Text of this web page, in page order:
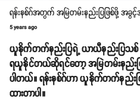
ရန်းနစ်ဂ်အတွက် အမြဲတမ်းနည်းပြဖြစ်ဖို့ အခွင့်
5 years ago
ယူနိုက်တက်နည်းပြရဲ့ ယာယီနည်းပြသစ်
ရယူနိုင်တယ်ဆိုရင်တော့ အမြဲတမ်းနည်
ပါတယ်။ ရန်းနစ်ဂ်ဟာ ယူနိုက်တက်နည်းပ
ထားတာပါ။